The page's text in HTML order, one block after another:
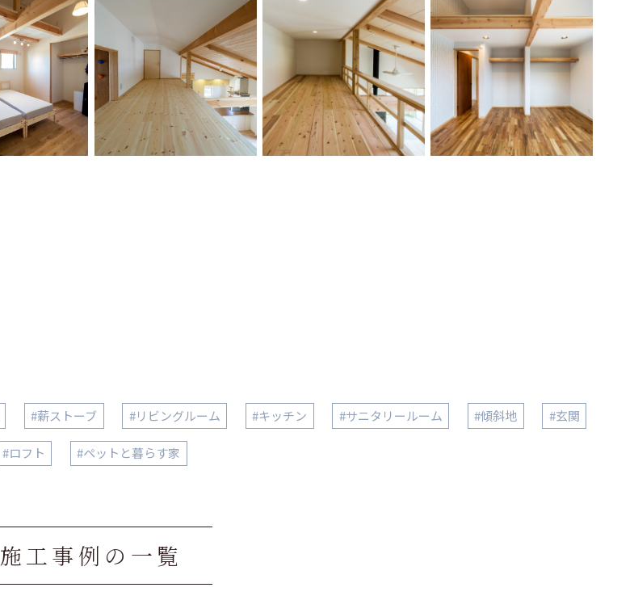
#薪ストーブ #リビングルーム #キッチン #サニタリールーム #傾斜地 #玄関
#ロフト #ペットと暮らす家
施工事例の一覧